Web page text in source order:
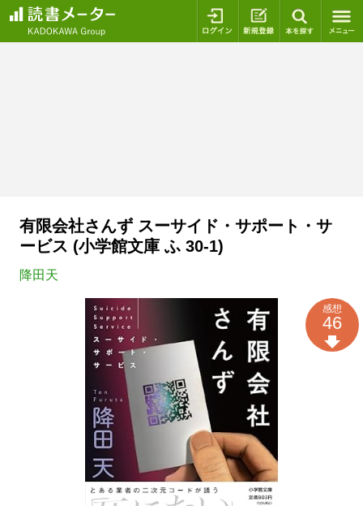
ログイン 新規登録
有限会社さんず スーサイド・サポート・サ
ービス (小学館文庫 ふ 30-1)
降田天
感想
46